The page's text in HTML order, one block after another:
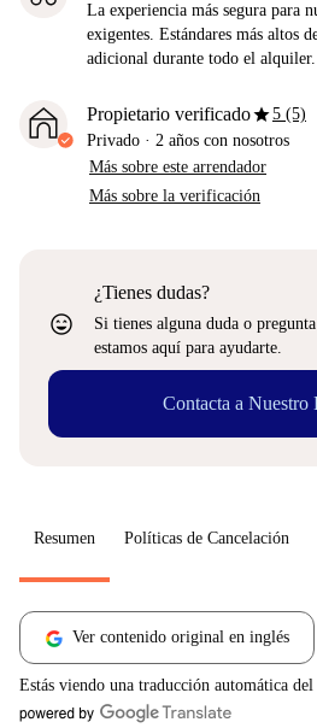
La experiencia más segura para
exigentes. Estándares más altos
adicional durante todo el alquiler.
Propietario verificadostar5 (5)
Privado · 2 años con nosotros
Más sobre este arrendador
Más sobre la verificación
sentiment_very_satisfied
¿Tienes dudas?
Si tienes alguna duda o
estamos aquí para ayudarte.
Contacta a Nuestro
Resumen Políticas de Cancelación
Ver contenido original en inglés
Estás viendo una traducción automática